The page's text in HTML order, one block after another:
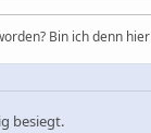
Bin ich denn
besiegt.